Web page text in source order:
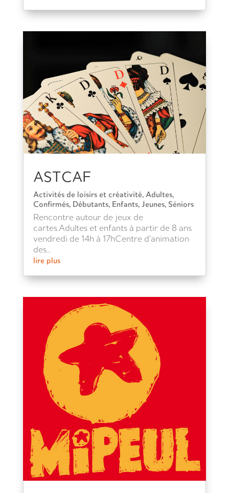
ASTCAF
Activités de loisirs et créativité, Adultes,
Confirmés, Débutants, Enfants, Jeunes, Séniors
Rencontre autour de jeux de
cartes.Adultes et enfants à partir de 8 ans
vendredi de 14h à 17hCentre d’animation
des...
lire plus